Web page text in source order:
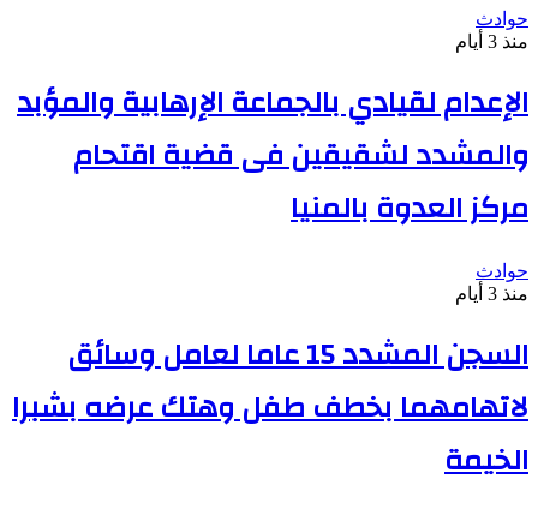
حوادث
منذ 3 أيام
الإعدام لقيادي بالجماعة الإرهابية والمؤبد
والمشدد لشقيقين فى قضية اقتحام
مركز العدوة بالمنيا
حوادث
منذ 3 أيام
السجن المشدد 15 عاما لعامل وسائق
لاتهامهما بخطف طفل وهتك عرضه بشبرا
الخيمة